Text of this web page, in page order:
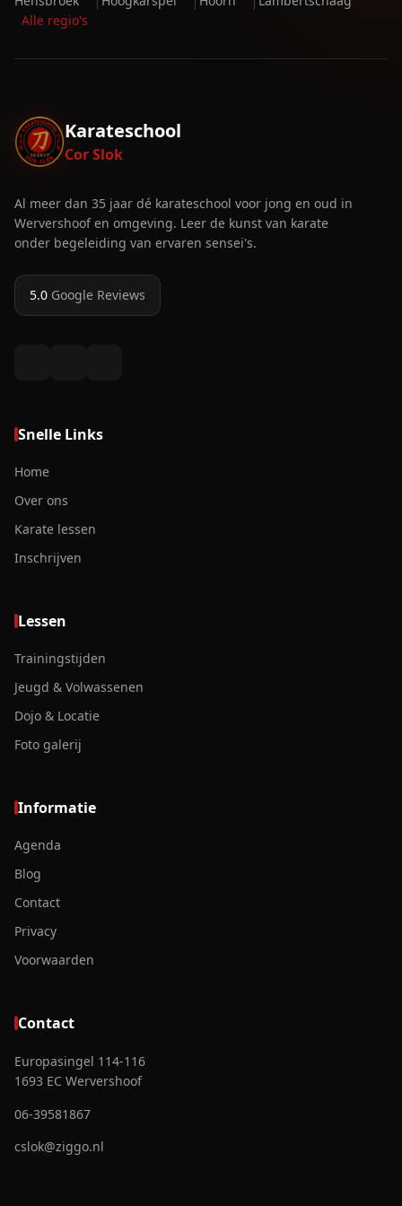
Alle regio's
Karateschool
Cor Slok
Al meer dan 35 jaar dé karateschool voor jong en oud in
Wervershoof en omgeving. Leer de kunst van karate
onder begeleiding van ervaren sensei's.
5.0 Google Reviews
Snelle Links
Home
Over ons
Karate lessen
Inschrijven
Lessen
Trainingstijden
Jeugd & Volwassenen
Dojo & Locatie
Foto galerij
Informatie
Agenda
Blog
Contact
Privacy
Voorwaarden
Contact
Europasingel 114-116
1693 EC Wervershoof
06-39581867
cslok@ziggo.nl